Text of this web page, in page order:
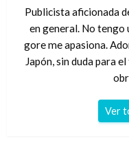
Publicista aficionada
en general. No
gore me apasiona.
Japón, sin duda para
Ver